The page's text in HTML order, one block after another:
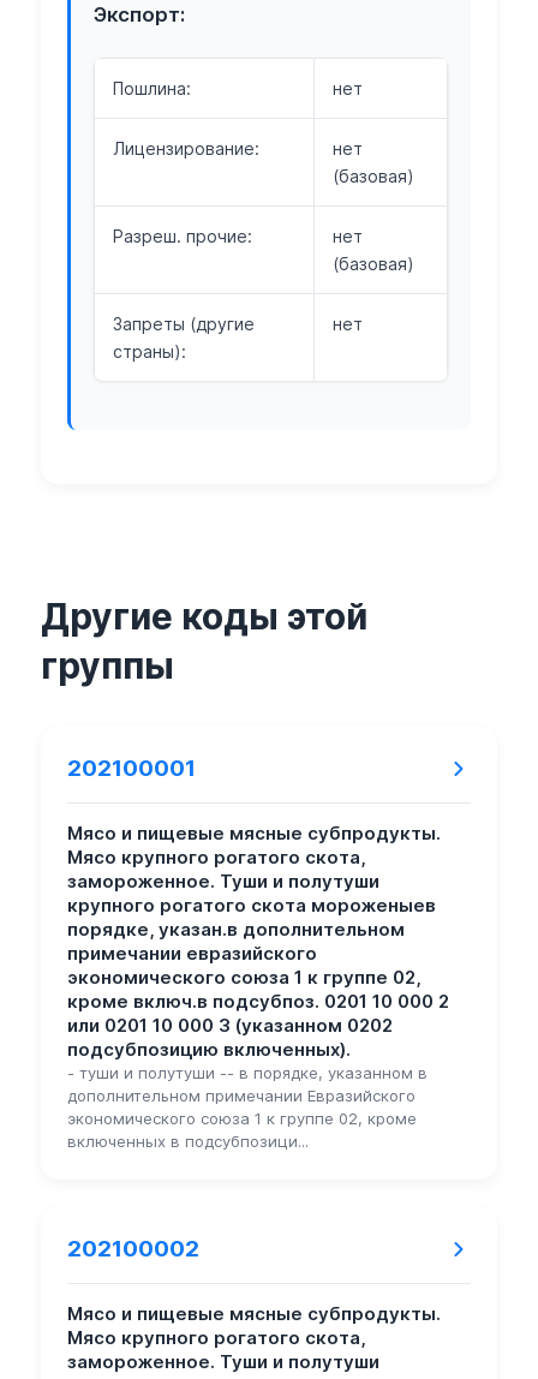
Экспорт:
Пошлина: нет
Лицензирование:
нет
(базовая)
Разреш. прочие:
нет
(базовая)
Запреты (другие
страны):
нет
Другие коды этой
группы
202100001
Мясо и пищевые мясные субпродукты.
Мясо крупного рогатого скота,
замороженное. Туши и полутуши
крупного рогатого скота мороженыев
порядке, указан.в дополнительном
примечании евразийского
экономического союза 1 к группе 02,
кроме включ.в подсубпоз. 0201 10 000 2
или 0201 10 000 3 (указанном 0202
подсубпозицию включенных).
- туши и полутуши -- в порядке, указанном в
дополнительном примечании Евразийского
экономического союза 1 к группе 02, кроме
включенных в подсубпозици...
202100002
Мясо и пищевые мясные субпродукты.
Мясо крупного рогатого скота,
замороженное. Туши и полутуши